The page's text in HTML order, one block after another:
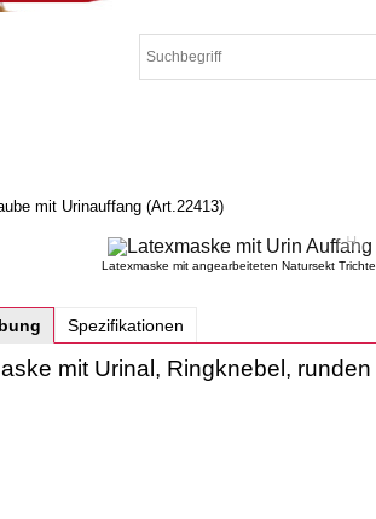
mit Urinauffang (Art.22413)
Latexmaske mit angearbeiteten Natursekt
Spezifikationen
mit Urinal, Ringknebel,